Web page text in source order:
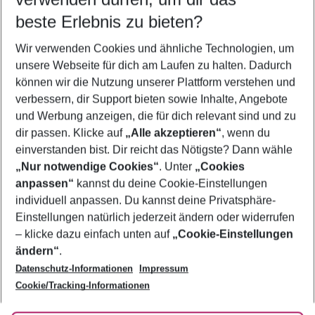
5-8 Nächte
2 Erwachsene Keine Kinder
Mehr Filter anzeigen
Footer
Footer navigation
Über uns
AGB
Bestpreisgarantie
Cookie-Einstellungen ändern
Cookie-Richtlinie
Agenturbetreuung
Barrierefreies Reisen
Folge uns
beste Erlebnis zu bieten?
Wir verwenden Cookies und ähnliche Technologien, um
unsere Webseite für dich am Laufen zu halten. Dadurch
können wir die Nutzung unserer Plattform verstehen und
verbessern, dir Support bieten sowie Inhalte, Angebote
und Werbung anzeigen, die für dich relevant sind und zu
dir passen. Klicke auf „Alle akzeptieren“, wenn du
einverstanden bist. Dir reicht das Nötigste? Dann wähle
„Nur notwendige Cookies“. Unter „Cookies
anpassen“ kannst du deine Cookie-Einstellungen
individuell anpassen. Du kannst deine Privatsphäre-
Einstellungen natürlich jederzeit ändern oder widerrufen
– klicke dazu einfach unten auf „Cookie-Einstellungen
ändern“.
Datenschutz-Informationen
Impressum
Cookie/Tracking-Informationen